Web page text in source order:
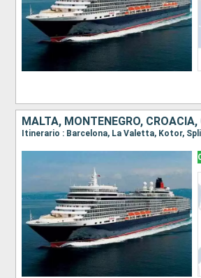
MALTA, MONTENEGRO,